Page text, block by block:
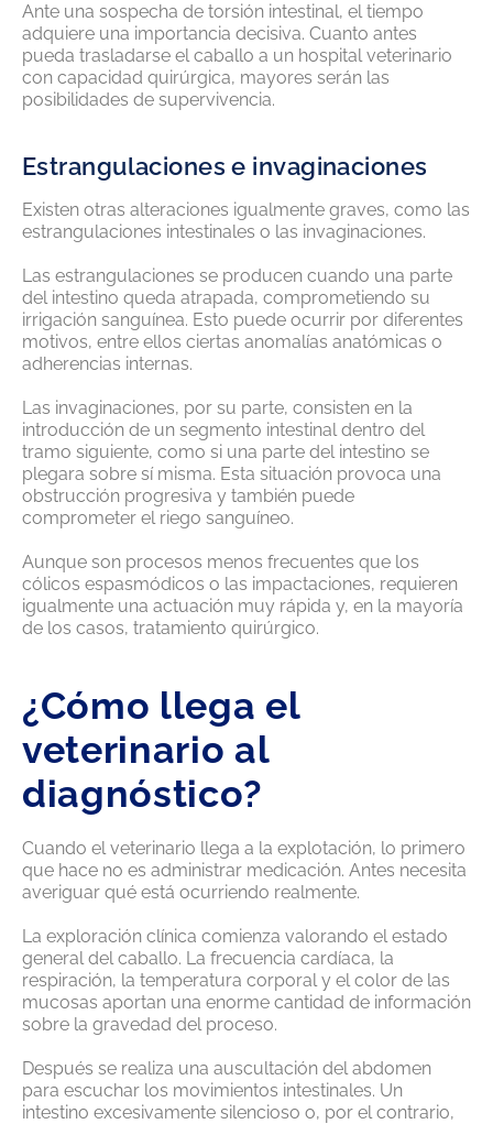
Ante una sospecha de torsión intestinal, el tiempo
adquiere una importancia decisiva. Cuanto antes
pueda trasladarse el caballo a un hospital veterinario
con capacidad quirúrgica, mayores serán las
posibilidades de supervivencia.
Estrangulaciones e invaginaciones
Existen otras alteraciones igualmente graves, como las
estrangulaciones intestinales o las invaginaciones.
Las estrangulaciones se producen cuando una parte
del intestino queda atrapada, comprometiendo su
irrigación sanguínea. Esto puede ocurrir por diferentes
motivos, entre ellos ciertas anomalías anatómicas o
adherencias internas.
Las invaginaciones, por su parte, consisten en la
introducción de un segmento intestinal dentro del
tramo siguiente, como si una parte del intestino se
plegara sobre sí misma. Esta situación provoca una
obstrucción progresiva y también puede
comprometer el riego sanguíneo.
Aunque son procesos menos frecuentes que los
cólicos espasmódicos o las impactaciones, requieren
igualmente una actuación muy rápida y, en la mayoría
de los casos, tratamiento quirúrgico.
¿Cómo llega el
veterinario al
diagnóstico?
Cuando el veterinario llega a la explotación, lo primero
que hace no es administrar medicación. Antes necesita
averiguar qué está ocurriendo realmente.
La exploración clínica comienza valorando el estado
general del caballo. La frecuencia cardíaca, la
respiración, la temperatura corporal y el color de las
mucosas aportan una enorme cantidad de información
sobre la gravedad del proceso.
Después se realiza una auscultación del abdomen
para escuchar los movimientos intestinales. Un
intestino excesivamente silencioso o, por el contrario,